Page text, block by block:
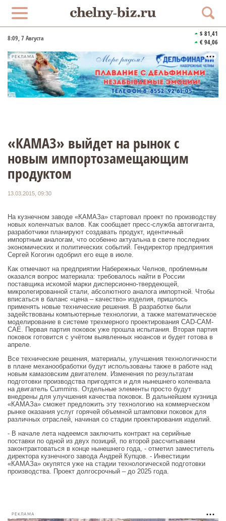
8:09, 7 Августа
$ 81,41
€ 94,06
РЕКЛАМА
«КАМАЗ» выйдет на рынок с
новым импортозамещающим
продуктом
13.03.2015, 09:30
На кузнечном заводе «КАМАЗа» стартовал проект по производству
новых коленчатых валов. Как сообщает пресс-служба автогиганта,
разработчики планируют создавать продукт, идентичный
импортным аналогам, что особенно актуальна в свете последних
экономических и политических событий. Гендиректор предприятия
Сергей Когогин одобрил его еще в июле.
Как отмечают на предприятии Набережных Челнов, проблемным
оказался вопрос материала: требовалось найти в России
поставщика искомой марки дисперсионно-твердеющей,
микролегированной стали, абсолютного аналога импортной. Чтобы
вписаться в баланс «цена – качество» изделия, пришлось
применять новые технические решения. В разработке были
задействованы компьютерные технологии, а также математическое
моделирование в системе трехмерного проектирования CAD-CAM-
CAE. Первая партия поковок уже прошла испытания. Вторая партия
поковок готовится с учётом выявленных нюансов и будет готова в
апреле.
Все технические решения, материалы, улучшения технологичности
в плане механообработки будут использованы также в работе над
новым камазовским двигателем. Изменения по результатам
подготовки производства пригодятся и для нынешнего коленвала
на двигатель Cummins. Отдельные элементы просто будут
внедрены для улучшения качества поковок. В дальнейшем кузница
«КАМАЗа» сможет предложить эту технологию на коммерческом
рынке оказания услуг горячей объемной штамповки поковок для
различных отраслей, начиная со стадии проектирования изделий.
- В начале лета надеемся заключить контракт на серийные
поставки по одной из двух позиций, по второй рассчитываем
законтрактоваться в конце нынешнего года, - отметил заместитель
директора кузнечного завода Андрей Купцов. - Инвестиции
«КАМАЗа» окупятся уже на стадии технологической подготовки
производства. Проект долгосрочный – до 2025 года.
РЕКЛАМА